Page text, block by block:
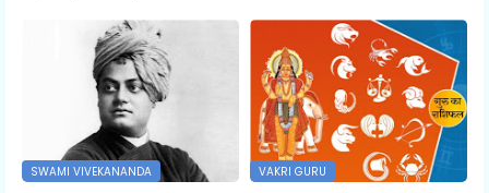
SWAMI VIVEKANANDA VAKRI GURU